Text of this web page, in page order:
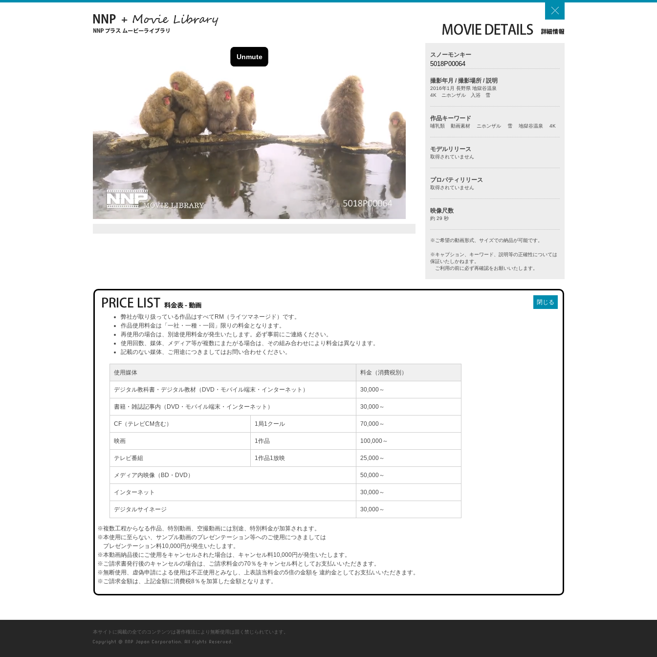
スノーモンキー
5018P00064
撮影年月 / 撮影場所 / 説明
2016年1月 長野県 地獄谷温泉
4K ニホンザル 入浴 雪
作品キーワード
哺乳類 動画素材 ニホンザル 雪 地獄谷温泉 4K
モデルリリース
取得されていません
プロパティリリース
取得されていません
映像尺数
約 29 秒
※ご希望の動画形式、サイズでの納品が可能です。
※キャプション、キーワード、説明等の正確性については
保証いたしかねます。
ご利用の前に必ず再確認をお願いいたします。
閉じる
弊社が取り扱っている作品はすべてRM（ライツマネージド）です。
作品使用料金は「一社・一種・一回」限りの料金となります。
再使用の場合は、別途使用料金が発生いたします。必ず事前にご連絡ください。
使用回数、媒体、メディア等が複数にまたがる場合は、その組み合わせにより料金は異なります。
記載のない媒体、ご用途につきましてはお問い合わせください。
使用媒体 料金（消費税別）
デジタル教科書・デジタル教材（DVD・モバイル端末・インターネット） 30,000～
書籍・雑誌記事内（DVD・モバイル端末・インターネット） 30,000～
CF（テレビCM含む） 1局1クール 70,000～
映画 1作品 100,000～
テレビ番組 1作品1放映 25,000～
メディア内映像（BD・DVD） 50,000～
インターネット 30,000～
デジタルサイネージ 30,000～
※複数工程からなる作品、特別動画、空撮動画には別途、特別料金が加算されます。
※本使用に至らない、サンプル動画のプレゼンテーション等へのご使用につきましては
プレゼンテーション料10,000円が発生いたします。
※本動画納品後にご使用をキャンセルされた場合は、キャンセル料10,000円が発生いたします。
※ご請求書発行後のキャンセルの場合は、ご請求料金の70％をキャンセル料としてお支払いいただきます。
※無断使用、虚偽申請による使用は不正使用とみなし、上表該当料金の5倍の金額を 違約金としてお支払いいただきます。
※ご請求金額は、上記金額に消費税8％を加算した金額となります。
本サイトに掲載の全てのコンテンツは著作権法により無断使用は固く禁じられています。